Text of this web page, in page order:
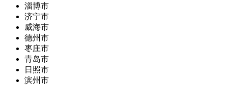
淄博市
济宁市
威海市
德州市
枣庄市
青岛市
日照市
滨州市